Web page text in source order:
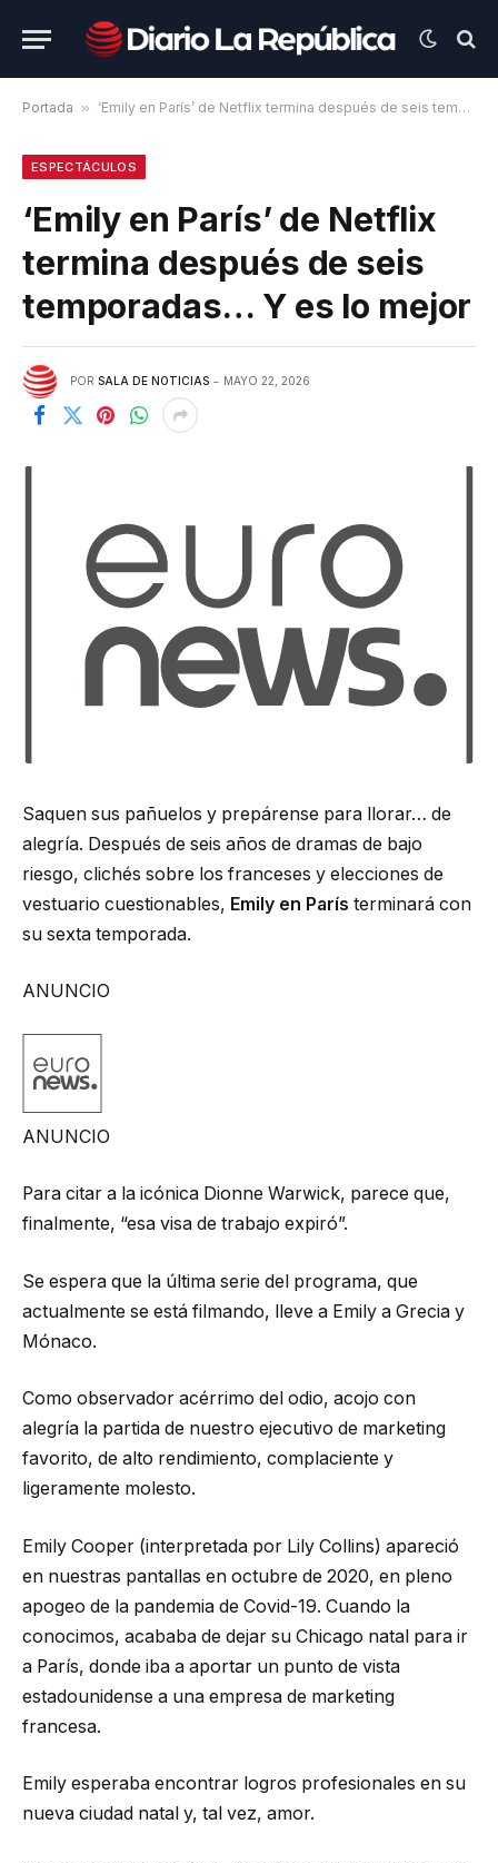
Portada » ‘Emily en París’ de Netflix termina después de seis temporadas… Y es lo mejor
ESPECTÁCULOS
‘Emily en París’ de Netflix
termina después de seis
temporadas… Y es lo mejor
POR SALA DE NOTICIAS MAYO 22, 2026
Saquen sus pañuelos y prepárense para llorar… de
alegría. Después de seis años de dramas de bajo
riesgo, clichés sobre los franceses y elecciones de
vestuario cuestionables, Emily en París terminará con
su sexta temporada.
ANUNCIO
ANUNCIO
Para citar a la icónica Dionne Warwick, parece que,
finalmente, “esa visa de trabajo expiró”.
Se espera que la última serie del programa, que
actualmente se está filmando, lleve a Emily a Grecia y
Mónaco.
Como observador acérrimo del odio, acojo con
alegría la partida de nuestro ejecutivo de marketing
favorito, de alto rendimiento, complaciente y
ligeramente molesto.
Emily Cooper (interpretada por Lily Collins) apareció
en nuestras pantallas en octubre de 2020, en pleno
apogeo de la pandemia de Covid-19. Cuando la
conocimos, acababa de dejar su Chicago natal para ir
a París, donde iba a aportar un punto de vista
estadounidense a una empresa de marketing
francesa.
Emily esperaba encontrar logros profesionales en su
nueva ciudad natal y, tal vez, amor.